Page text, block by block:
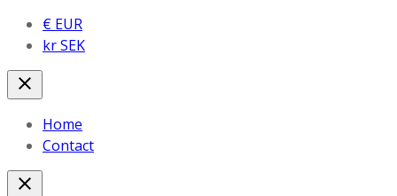
€ EUR
kr SEK
close
Home
Contact
close